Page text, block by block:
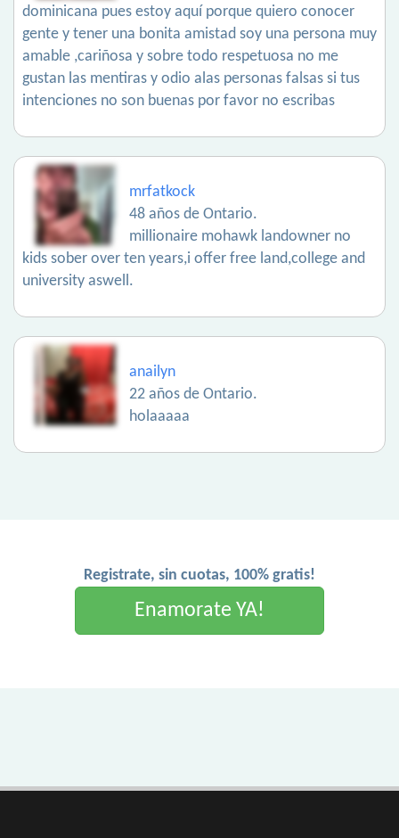
dominicana pues estoy aquí porque quiero conocer
gente y tener una bonita amistad soy una persona muy
amable ,cariñosa y sobre todo respetuosa no me
gustan las mentiras y odio alas personas falsas si tus
intenciones no son buenas por favor no escribas
mrfatkock
48 años de Ontario.
millionaire mohawk landowner no
kids sober over ten years,i offer free land,college and
university aswell.
anailyn
22 años de Ontario.
holaaaaa
Registrate, sin cuotas, 100% gratis!
Enamorate YA!